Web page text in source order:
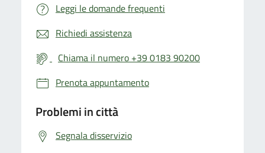
Leggi le domande frequenti
Richiedi assistenza
Chiama il numero +39 0183 90200
Prenota appuntamento
Problemi in città
Segnala disservizio